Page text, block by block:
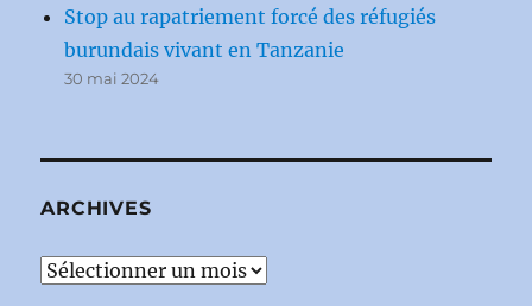
Stop au rapatriement forcé des réfugiés
burundais vivant en Tanzanie
30 mai 2024
ARCHIVES
Archives